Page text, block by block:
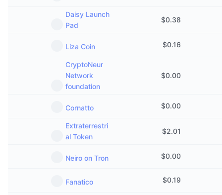
Daisy Launch
Pad
$0.38
Liza Coin $0.16
CryptoNeur
Network
foundation
$0.00
Cornatto $0.00
Extraterrestri
al Token
$2.01
Neiro on Tron $0.00
Fanatico $0.19